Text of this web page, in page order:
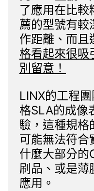
了應用在比較
薦的型號有較
作距離、而且
格看起來很吸
別留意！
LINX的工程
格SLA的成像
驗，這種規格
可能無法符合
什麼大部分的
刷品、或是薄
應用。